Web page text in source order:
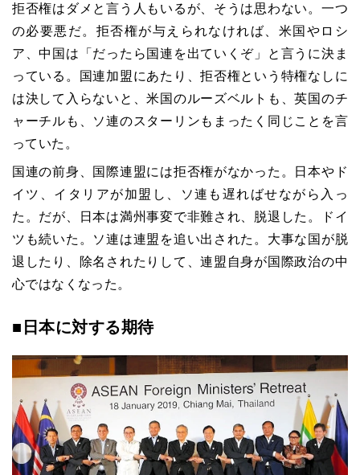
拒否権はダメと言う人もいるが、そうは思わない。一つ
の必要悪だ。拒否権が与えられなければ、米国やロシ
ア、中国は「だったら国連を出ていくぞ」と言うに決ま
っている。国連加盟にあたり、拒否権という特権なしに
は決して入らないと、米国のルーズベルトも、英国のチ
ャーチルも、ソ連のスターリンもまったく同じことを言
っていた。
国連の前身、国際連盟には拒否権がなかった。日本やド
イツ、イタリアが加盟し、ソ連も遅ればせながら入っ
た。だが、日本は満州事変で非難され、脱退した。ドイ
ツも続いた。ソ連は連盟を追い出された。大事な国が脱
退したり、除名されたりして、連盟自身が国際政治の中
心ではなくなった。
■日本に対する期待